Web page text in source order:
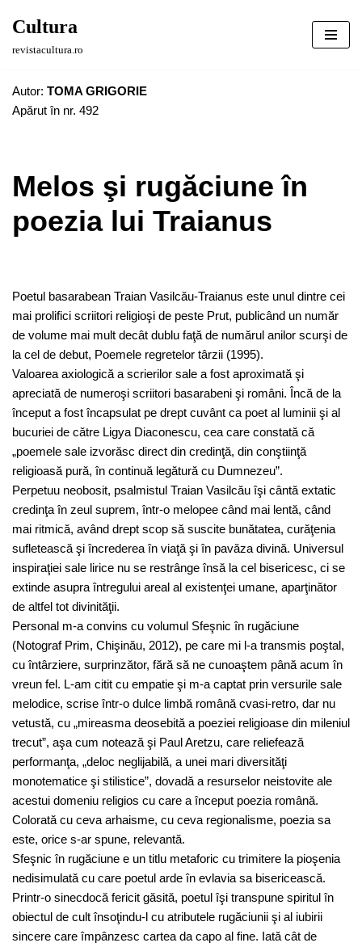
Sari
Cultura
revistacultura.ro
Autor: TOMA GRIGORIE
Apărut în nr. 492
Melos şi rugăciune în
poezia lui Traianus
Poetul basarabean Traian Vasilcău-Traianus este unul dintre cei
mai prolifici scriitori religioşi de peste Prut, publicând un număr
de volume mai mult decât dublu faţă de numărul anilor scurşi de
la cel de debut, Poemele regretelor târzii (1995).
Valoarea axiologică a scrierilor sale a fost aproximată şi
apreciată de numeroşi scriitori basarabeni şi români. Încă de la
început a fost încapsulat pe drept cuvânt ca poet al luminii şi al
bucuriei de către Ligya Diaconescu, cea care constată că
„poemele sale izvorăsc direct din credinţă, din conştiinţă
religioasă pură, în continuă legătură cu Dumnezeu”.
Perpetuu neobosit, psalmistul Traian Vasilcău îşi cântă extatic
credinţa în zeul suprem, într-o melopee când mai lentă, când
mai ritmică, având drept scop să suscite bunătatea, curăţenia
sufletească şi încrederea în viaţă şi în pavăza divină. Universul
inspiraţiei sale lirice nu se restrânge însă la cel bisericesc, ci se
extinde asupra întregului areal al existenţei umane, aparţinător
de altfel tot divinităţii.
Personal m-a convins cu volumul Sfeşnic în rugăciune
(Notograf Prim, Chişinău, 2012), pe care mi l-a transmis poştal,
cu întârziere, surprinzător, fără să ne cunoaştem până acum în
vreun fel. L-am citit cu empatie şi m-a captat prin versurile sale
melodice, scrise într-o dulce limbă română cvasi-retro, dar nu
vetustă, cu „mireasma deosebită a poeziei religioase din mileniul
trecut”, aşa cum notează şi Paul Aretzu, care reliefează
performanţa, „deloc neglijabilă, a unei mari diversităţi
monotematice şi stilistice”, dovadă a resurselor neistovite ale
acestui domeniu religios cu care a început poezia română.
Colorată cu ceva arhaisme, cu ceva regionalisme, poezia sa
este, orice s-ar spune, relevantă.
Sfeşnic în rugăciune e un titlu metaforic cu trimitere la pioşenia
nedisimulată cu care poetul arde în evlavia sa bisericească.
Printr-o sinecdocă fericit găsită, poetul îşi transpune spiritul în
obiectul de cult însoţindu-l cu atributele rugăciunii şi al iubirii
sincere care împânzesc cartea da capo al fine. Iată cât de